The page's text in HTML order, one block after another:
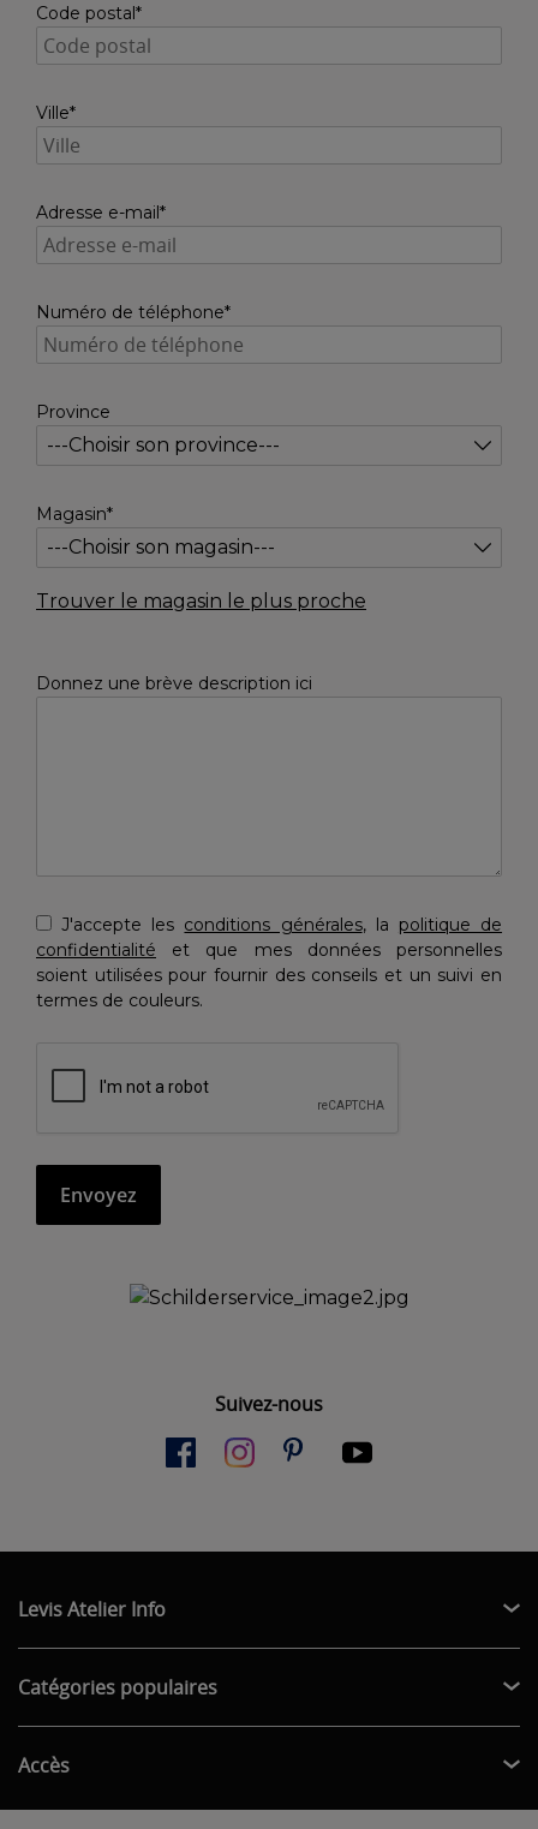
Code postal*
Ville*
Adresse e-mail*
Numéro de téléphone*
Province
Magasin*
Trouver le magasin le plus proche
Donnez une brève description ici
J'accepte les conditions générales, la politique de
confidentialité et que mes données personnelles
soient utilisées pour fournir des conseils et un suivi en
termes de couleurs.
Envoyez
Suivez-nous
Levis Atelier Info
Catégories populaires
Accès